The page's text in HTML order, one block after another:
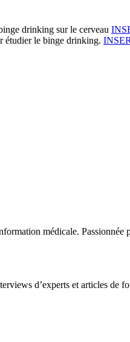
drinking sur le cerveau
étudier le binge drinking.
médicale.
d’experts et articles de